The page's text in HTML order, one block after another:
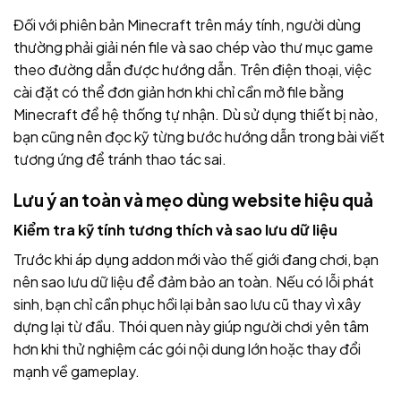
Đối với phiên bản Minecraft trên máy tính, người dùng
thường phải giải nén file và sao chép vào thư mục game
theo đường dẫn được hướng dẫn. Trên điện thoại, việc
cài đặt có thể đơn giản hơn khi chỉ cần mở file bằng
Minecraft để hệ thống tự nhận. Dù sử dụng thiết bị nào,
bạn cũng nên đọc kỹ từng bước hướng dẫn trong bài viết
tương ứng để tránh thao tác sai.
Lưu ý an toàn và mẹo dùng website hiệu quả
Kiểm tra kỹ tính tương thích và sao lưu dữ liệu
Trước khi áp dụng addon mới vào thế giới đang chơi, bạn
nên sao lưu dữ liệu để đảm bảo an toàn. Nếu có lỗi phát
sinh, bạn chỉ cần phục hồi lại bản sao lưu cũ thay vì xây
dựng lại từ đầu. Thói quen này giúp người chơi yên tâm
hơn khi thử nghiệm các gói nội dung lớn hoặc thay đổi
mạnh về gameplay.